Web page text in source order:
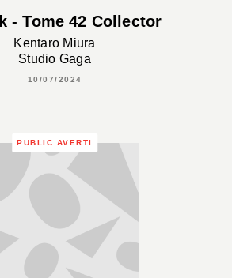
- Tome 42 Collector
Kentaro Miura
Studio Gaga
10/07/2024
PUBLIC AVERTI